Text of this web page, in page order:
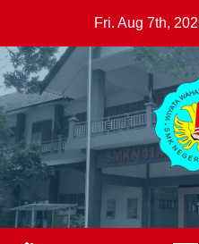
content
Fri. Aug 7th,